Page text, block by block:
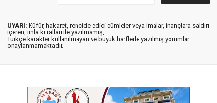
UYARI: Küfür, hakaret, rencide edici cümleler veya imalar, inançlara saldırı
içeren, imla kuralları ile yazılmamış,
Türkçe karakter kullanılmayan ve büyük harflerle yazılmış yorumlar
onaylanmamaktadır.